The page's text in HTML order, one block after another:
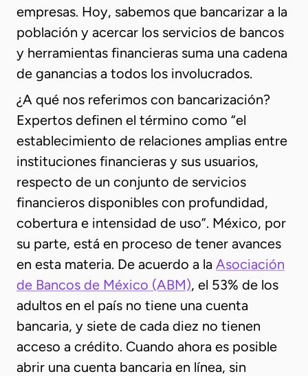
empresas. Hoy, sabemos que bancarizar a la
población y acercar los servicios de bancos
y herramientas financieras suma una cadena
de ganancias a todos los involucrados.
¿A qué nos referimos con bancarización?
Expertos definen el término como “el
establecimiento de relaciones amplias entre
instituciones financieras y sus usuarios,
respecto de un conjunto de servicios
financieros disponibles con profundidad,
cobertura e intensidad de uso”. México, por
su parte, está en proceso de tener avances
en esta materia. De acuerdo a la Asociación
de Bancos de México (ABM), el 53% de los
adultos en el país no tiene una cuenta
bancaria, y siete de cada diez no tienen
acceso a crédito. Cuando ahora es posible
abrir una cuenta bancaria en línea, sin